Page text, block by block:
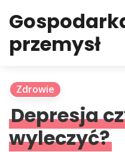
przemysł
Zdrowie
Depresja
wyleczyć?